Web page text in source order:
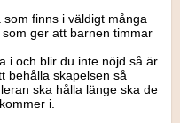
finns i väldigt många
ger att barnen timmar
i och blir du inte nöjd så är
behålla skapelsen så
ska hålla länge ska de
i.